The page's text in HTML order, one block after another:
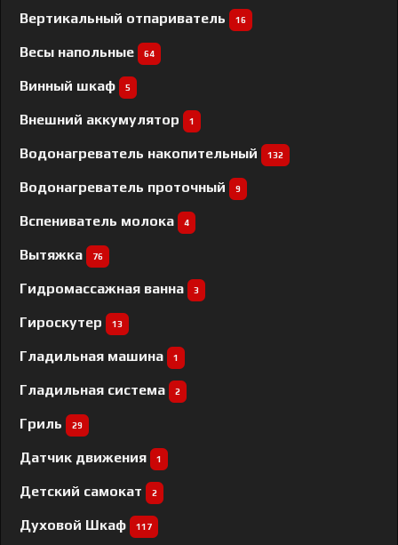
Вертикальный отпариватель 16
Весы напольные 64
Винный шкаф 5
Внешний аккумулятор 1
Водонагреватель накопительный 132
Водонагреватель проточный 9
Вспениватель молока 4
Вытяжка 76
Гидромассажная ванна 3
Гироскутер 13
Гладильная машина 1
Гладильная система 2
Гриль 29
Датчик движения 1
Детский самокат 2
Духовой Шкаф 117